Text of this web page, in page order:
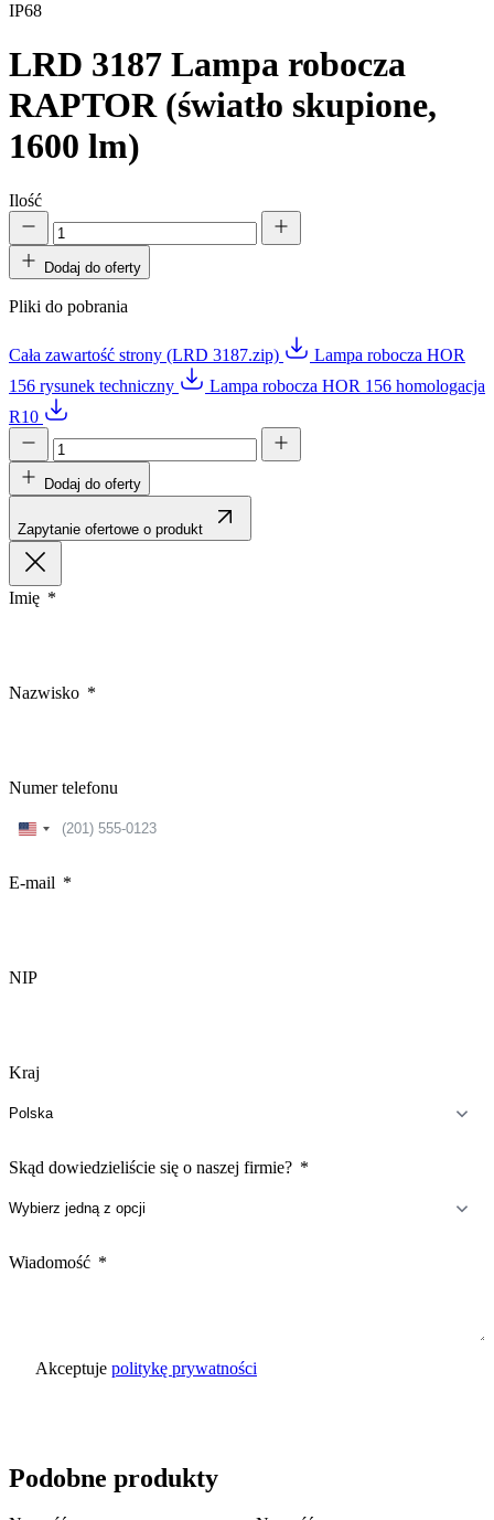
IP68
LRD 3187 Lampa robocza
RAPTOR (światło skupione,
1600 lm)
Ilość
Dodaj do oferty
Pliki do pobrania
Cała zawartość strony (LRD 3187.zip)
Lampa robocza HOR
156 rysunek techniczny
Lampa robocza HOR 156 homologacja
R10
Dodaj do oferty
Zapytanie ofertowe o produkt
Imię
Nazwisko
Numer telefonu
United
E-mail
NIP
Kraj
Skąd dowiedzieliście się o naszej firmie?
Wiadomość
Akceptuje politykę prywatności
Podobne produkty